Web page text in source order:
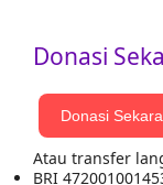
Donasi
Donasi
Atau transfer
BRI